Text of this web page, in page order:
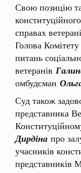
Свою позицію
справах
Голова
питань
ветеранів
омбудсман
Суд також
представника
Дирдіна про
учасників
представників